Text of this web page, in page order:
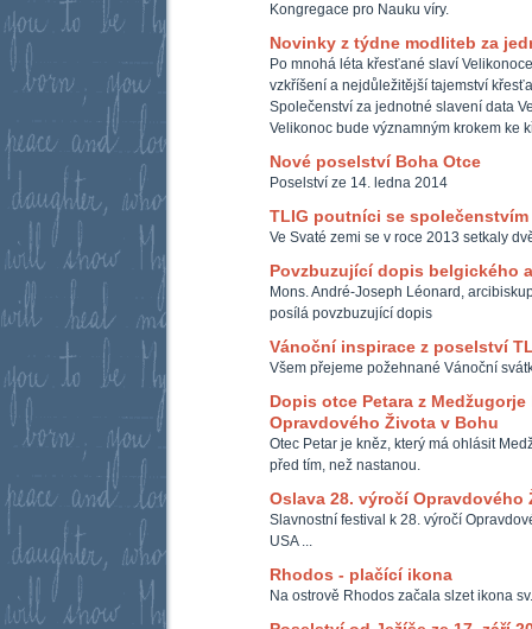
Kongregace pro Nauku víry.
Novinky z týdne modliteb za
Po mnohá léta křesťané slaví
vzkříšení a nejdůležitější tajemství
Společenství za jednotné slavení data
Velikonoc bude významným krokem ke
Nové poselství Boha Otce
Poselství ze 14. ledna 2014
TLIG poutníci se společenstvím
Ve Svaté zemi se v roce 2013 setkaly
Povzbuzující dopis belgického
Mons. André-Joseph Léonard,
posílá povzbuzující dopis
Vánoční inspirace z poselství
Všem přejeme požehnané Vánoční
Dopis otce Petara z
Opravdového Života v Bohu
Otec Petar je kněz, který má ohlásit
před tím, než nastanou.
Oslava 28. výročí Opravdového
Slavnostní festival k 28. výročí
USA ...
Rhodos - plačící ikona
Na ostrově Rhodos začala slzet ikona